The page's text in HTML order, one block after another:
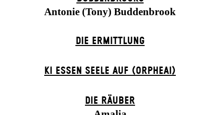
Antonie (Tony) Buddenbrook
DIE ERMITTLUNG
KI ESSEN SEELE AUF (ORPHEAI)
DIE RÄUBER